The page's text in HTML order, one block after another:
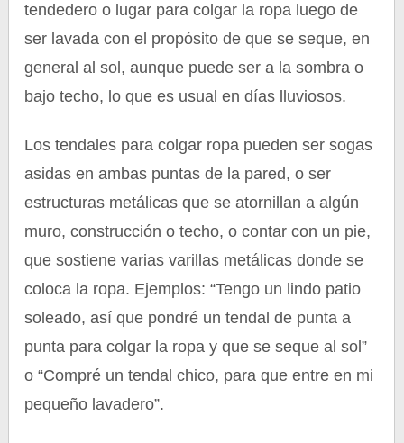
tendedero o lugar para colgar la ropa luego de
ser lavada con el propósito de que se seque, en
general al sol, aunque puede ser a la sombra o
bajo techo, lo que es usual en días lluviosos.
Los tendales para colgar ropa pueden ser sogas
asidas en ambas puntas de la pared, o ser
estructuras metálicas que se atornillan a algún
muro, construcción o techo, o contar con un pie,
que sostiene varias varillas metálicas donde se
coloca la ropa. Ejemplos: “Tengo un lindo patio
soleado, así que pondré un tendal de punta a
punta para colgar la ropa y que se seque al sol”
o “Compré un tendal chico, para que entre en mi
pequeño lavadero”.